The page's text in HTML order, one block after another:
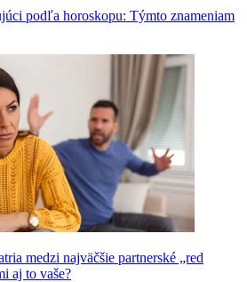
podľa horoskopu: Týmto znameniam
medzi najväčšie partnerské „red
aj to vaše?